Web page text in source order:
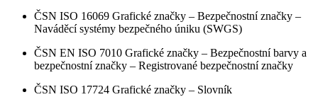
ČSN ISO 16069 Grafické značky – Bezpečnostní značky –
Naváděcí systémy bezpečného úniku (SWGS)
ČSN EN ISO 7010 Grafické značky – Bezpečnostní barvy a
bezpečnostní značky – Registrované bezpečnostní značky
ČSN ISO 17724 Grafické značky – Slovník